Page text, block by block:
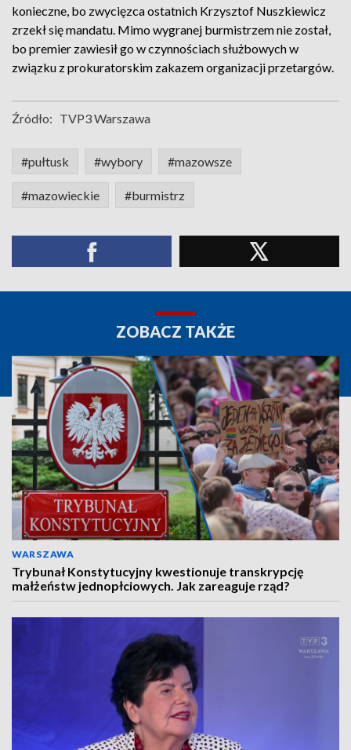
konieczne, bo zwycięzca ostatnich Krzysztof Nuszkiewicz
zrzekł się mandatu. Mimo wygranej burmistrzem nie został,
bo premier zawiesił go w czynnościach służbowych w
związku z prokuratorskim zakazem organizacji przetargów.
Źródło: TVP3 Warszawa
#pułtusk #wybory #mazowsze
#mazowieckie #burmistrz
ZOBACZ TAKŻE
WARSZAWA
Trybunał Konstytucyjny kwestionuje transkrypcję
małżeństw jednopłciowych. Jak zareaguje rząd?